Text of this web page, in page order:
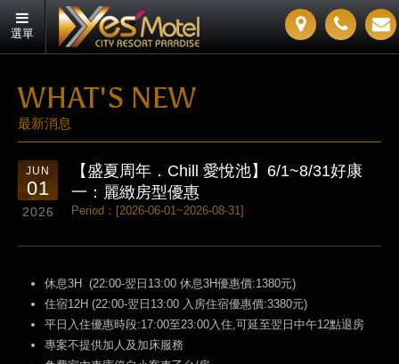
選單
WHAT'S NEW
最新消息
JUN
01
2026
【盛夏周年．Chill 愛悅池】6/1~8/31好康
一：麗緻房型優惠
Period：[2026-06-01~2026-08-31]
休息3H (22:00-翌日13:00 休息3H優惠價:1380元)
住宿12H (22:00-翌日13:00 入房住宿優惠價:3380元)
平日入住優惠時段:17:00至23:00入住,可延至翌日中午12點退房
專案不提供加人及加床服務